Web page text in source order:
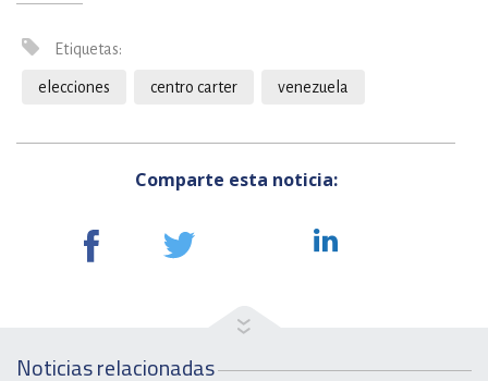
Etiquetas:
elecciones centro carter venezuela
Comparte esta noticia:
Noticias relacionadas